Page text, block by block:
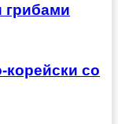
грибами
корейски со